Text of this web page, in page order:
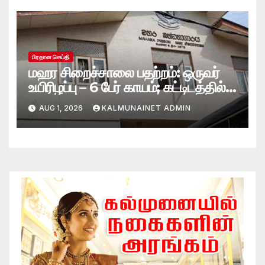
பிரதான செய்தி
மஹர சிறைச்சாலை பதற்றம்: ஒருவர்
உயிரிழப்பு – 6 பேர் காயம்; கட்டிடத்தில்
பாரிய தீ
AUG 1, 2026 KALMUNAINET ADMIN